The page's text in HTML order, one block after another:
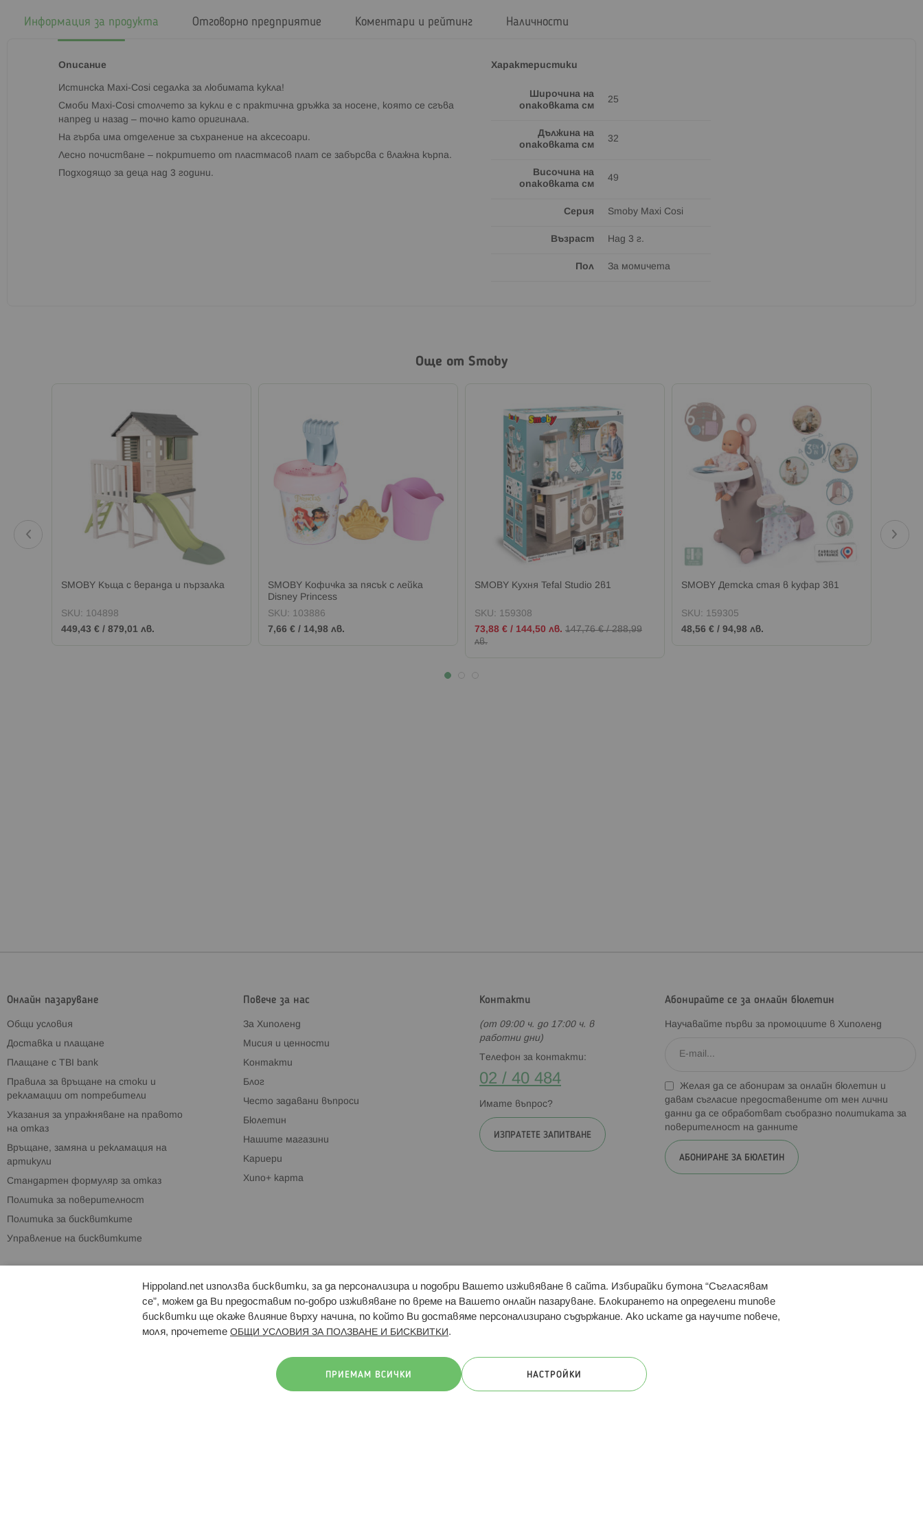
Информация за продукта
Описание
Истинска Maxi-Cosi седалка за любимата кукла!
Смоби Maxi-Cosi столчето за кукли е с практична дръжка за носене, която се сгъва
напред и назад – точно като оригинала.
На гърба има отделение за съхранение на аксесоари.
Лесно почистване – покритието от пластмасов плат се забърсва с влажна кърпа.
Подходящо за деца над 3 години.
Характеристики
Широчина на
опаковката см
25
Дължина на
опаковката см
32
Височина на
опаковката см
49
Серия Smoby Maxi Cosi
Възраст Над 3 г.
Пол За момичета
Отговорно предприятие Коментари и рейтинг Наличности
Още от Smoby
SMOBY Къща с веранда и пързалка
SKU: 104898
449,43 € / 879,01 лв.
SMOBY Кофичка за пясък с лейка
Disney Princess
SKU: 103886
7,66 € / 14,98 лв.
SMOBY Кухня Tefal Studio 2в1
SKU: 159308
Промо
цена
73,88 € / 144,50 лв. 147,76 €/288,99
лв.
SMOBY Детска стая в куфар 3в1
SKU: 159305
48,56 € / 94,98 лв.
Онлайн пазаруване
Общи условия
Доставка и плащане
Плащане с TBI bank
Правила за връщане на стоки и
рекламации от потребители
Указания за упражняване на правото
на отказ
Връщане, замяна и рекламация на
артикули
Стандартен формуляр за отказ
Политика за поверителност
Политика за бисквитките
Управление на бисквитките
Повече за нас
За Хиполенд
Мисия и ценности
Контакти
Блог
Често задавани въпроси
Бюлетин
Нашите магазини
Кариери
Хипо+ карта
Контакти
(от 09:00 ч. до 17:00 ч. в
работни дни)
Телефон за контакти:
02 / 40 484
Имате въпрос?
ИЗПРАТЕТЕ ЗАПИТВАНЕ
Абонирайте се за онлайн бюлетин
Научавайте първи за промоциите в Хиполенд
Желая да се абонирам за онлайн бюлетин и
давам съгласие предоставените от мен лични
данни да се обработват съобразно политиката за
поверителност на данните
АБОНИРАНЕ ЗА БЮЛЕТИН
Брошури Магазини Свързани сайтове: Hippoland.ro Последвайте ни:
Hippoland.net използва бисквитки, за да персонализира и подобри Вашето изживяване в сайта. Избирайки бутона “Съгласявам
се”, можем да Ви предоставим по-добро изживяване по време на Вашето онлайн пазаруване. Блокирането на определени типове
бисквитки ще окаже влияние върху начина, по който Ви доставяме персонализирано съдържание. Ако искате да научите повече,
моля, прочетете ОБЩИ УСЛОВИЯ ЗА ПОЛЗВАНЕ И БИСКВИТКИ .
ПРИЕМАМ ВСИЧКИ НАСТРОЙКИ